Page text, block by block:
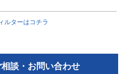
ルターはコチラ
談・お問い合わせ